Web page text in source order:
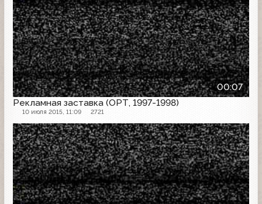
00:07
Рекламная заставка (ОРТ, 1997-1998)
10 июля 2015, 11:09 2721
Рекламная заставка